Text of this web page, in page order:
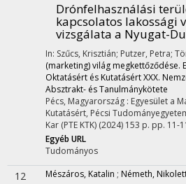
Drónfelhasználási
kapcsolatos lakossági
vizsgálata a Nyugat-
In: Szűcs, Krisztián; Putzer, Petra;
(marketing) világ megkettőződése.
Oktatásért és Kutatásért XXX.
Absztrakt- és Tanulmánykötete
Pécs, Magyarország : Egyesület a
Kutatásért, Pécsi
Kar (PTE KTK) (2024) 153 p. pp. 11-
Egyéb URL
Tudományos
12 Mészáros, Katalin ; Németh,